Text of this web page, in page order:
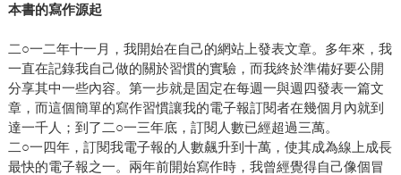
本書的寫作源起
二○一二年十一月，我開始在自己的網站上發表文章。多年來，我
一直在記錄我自己做的關於習慣的實驗，而我終於準備好要公開
分享其中一些內容。第一步就是固定在每週一與週四發表一篇文
章，而這個簡單的寫作習慣讓我的電子報訂閱者在幾個月內就到
達一千人；到了二○一三年底，訂閱人數已經超過三萬。
二○一四年，訂閱我電子報的人數飆升到十萬，使其成為線上成長
最快的電子報之一。兩年前開始寫作時，我曾經覺得自己像個冒